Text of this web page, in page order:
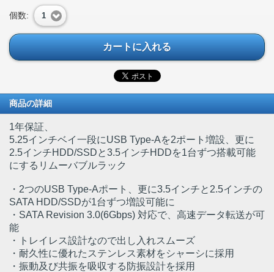
個数: 1
カートに入れる
商品の詳細
1年保証、
5.25インチベイ一段にUSB Type-Aを2ポート増設、更に
2.5インチHDD/SSDと3.5インチHDDを1台ずつ搭載可能
にするリムーバブルラック
・2つのUSB Type-Aポート、更に3.5インチと2.5インチの
SATA HDD/SSDが1台ずつ増設可能に
・SATA Revision 3.0(6Gbps) 対応で、高速データ転送が可
能
・トレイレス設計なので出し入れスムーズ
・耐久性に優れたステンレス素材をシャーシに採用
・振動及び共振を吸収する防振設計を採用